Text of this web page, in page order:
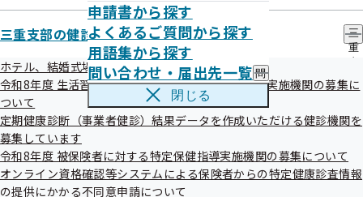
申請書から探す
よくあるご質問から探す
用語集から探す
問い合わせ・届出先一覧 問
い
わ
届
出
閉じる
三重支部の健診・保健指導のご案内
三
重
の
診
健
指
ホテル、結婚式場等での集団健診（女性限定）
令和8年度 生活習慣病予防健診及び人間ドック健診実施機関の募集に
ついて
定期健康診断（事業者健診）結果データを作成いただける健診機関を
募集しています
令和8年度 被保険者に対する特定保健指導実施機関の募集について
オンライン資格確認等システムによる保険者からの特定健康診査情報
の提供にかかる不同意申請について
令和5年度 第3回三重支部評議会
開催案内
令和5年度 第3回三重支部評議会を開催い